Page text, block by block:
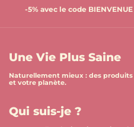
-5% avec le code
Une Vie Plus Saine
Naturellement mieux : des
et votre planète.
Qui suis-je ?